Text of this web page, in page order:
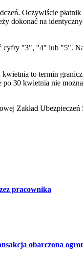
Oczywiście
dokonać na
"3", "4" lub "5".
to termin
30 kwietnia nie
Zakład Ubezpieczeń
pracownika
obarczona